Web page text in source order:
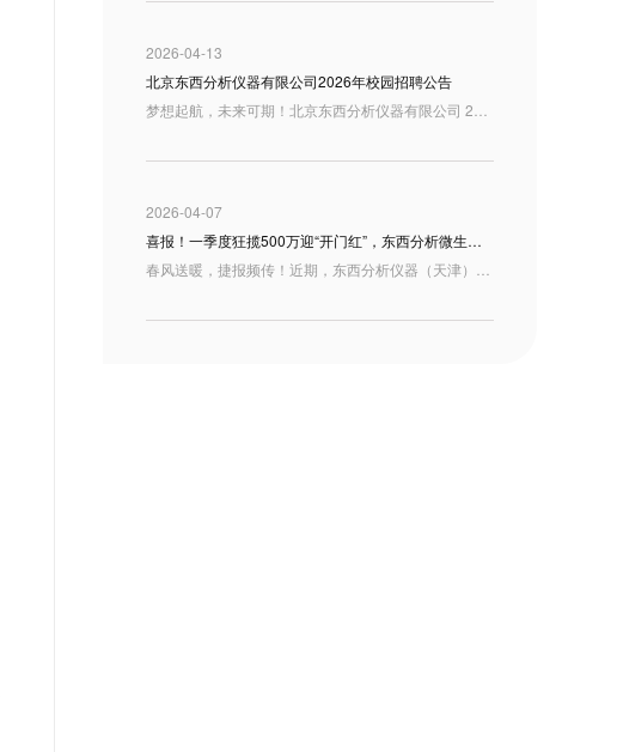
2026-04-13
北京东西分析仪器有限公司2026年校园招聘公告
2026-04-07
喜报！一季度狂揽500万迎“开门红”，东西分析微生物质谱仪首次入驻天津疾控！